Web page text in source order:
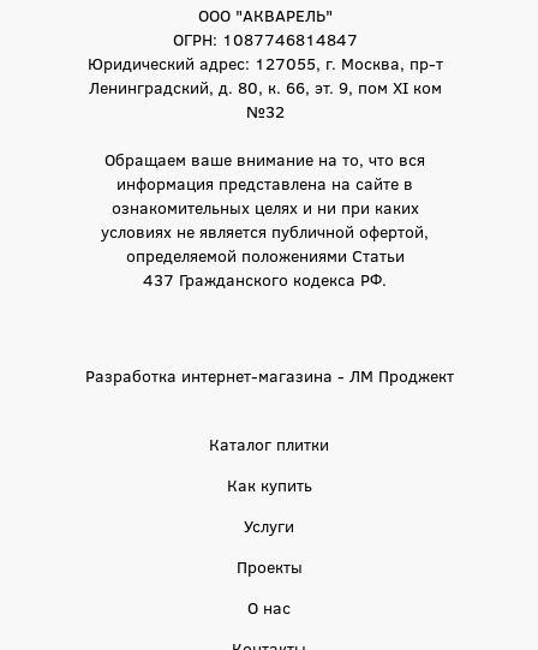
ООО "АКВАРЕЛЬ"
ОГРН: 1087746814847
Юридический адрес: 127055, г. Москва, пр-т
Ленинградский, д. 80, к. 66, эт. 9, пом XI ком
№32
Обращаем ваше внимание на то, что вся
информация представлена на сайте в
ознакомительных целях и ни при каких
условиях не является публичной офертой,
определяемой положениями Статьи
437 Гражданского кодекса РФ.
Разработка интернет-магазина - ЛМ Проджект
Каталог плитки
Как купить
Услуги
Проекты
О нас